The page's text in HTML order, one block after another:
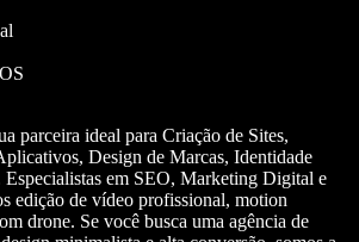
parceira ideal para Criação de Sites,
Design de Marcas, Identidade
em SEO, Marketing Digital e
edição de vídeo profissional, motion
drone. Se você busca uma agência de